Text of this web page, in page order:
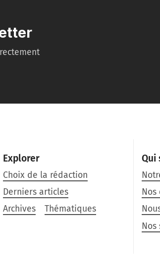
Explorer
Choix de la rédaction
Derniers articles
Archives
Thématiques
Qui
Nos